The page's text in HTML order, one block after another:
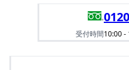
受付時間10:00 -